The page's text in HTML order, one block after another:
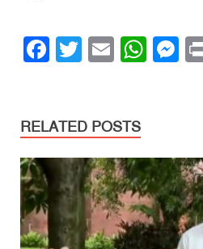
F
e
b
o
o
k
T
er
E
W
A
p
p
M
n
g
er
RELATED POSTS